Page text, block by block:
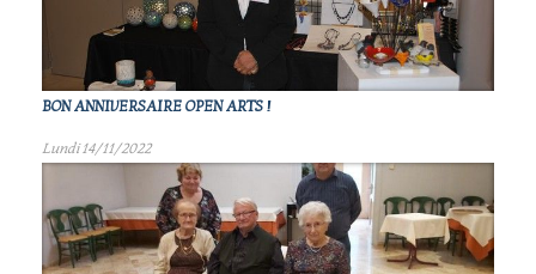
BON ANNIVERSAIRE OPEN ARTS !
Lundi 14/11/2022